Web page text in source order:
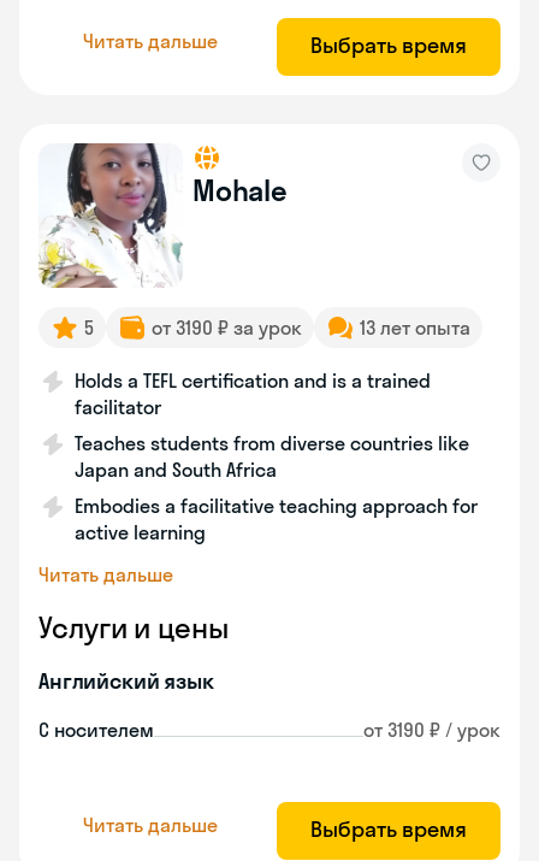
Читать дальше Выбрать время
Mohale
5 от 3190 ₽ за урок 13 лет опыта
Holds a TEFL certification and is a trained
facilitator
Teaches students from diverse countries like
Japan and South Africa
Embodies a facilitative teaching approach for
active learning
Читать дальше
Услуги и цены
Английский язык
С носителем от 3190 ₽ / урок
Читать дальше Выбрать время